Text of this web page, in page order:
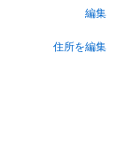
編集
住所を編集